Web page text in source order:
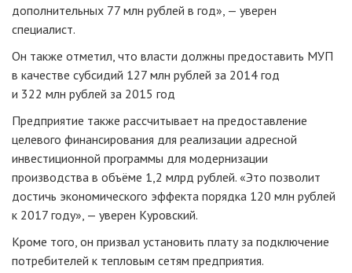
дополнительных 77 млн рублей в год», — уверен
специалист.
Он также отметил, что власти должны предоставить МУП
в качестве субсидий 127 млн рублей за 2014 год
и 322 млн рублей за 2015 год
Предприятие также рассчитывает на предоставление
целевого финансирования для реализации адресной
инвестиционной программы для модернизации
производства в объёме 1,2 млрд рублей. «Это позволит
достичь экономического эффекта порядка 120 млн рублей
к 2017 году», — уверен Куровский.
Кроме того, он призвал установить плату за подключение
потребителей к тепловым сетям предприятия.